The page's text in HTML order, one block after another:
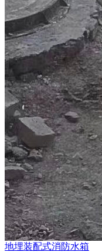
地埋装配式消防水箱